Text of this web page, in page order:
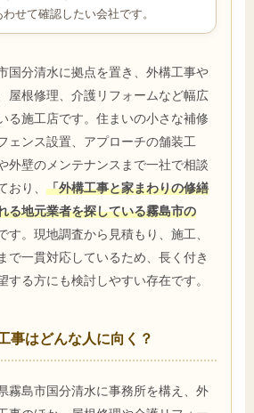
せて確認したい会社です。
国分清水に拠点を置き、外構工事や
屋根修理、介護リフォームなど幅広
る施工店です。住まいの小さな補修
ェンス設置、アプローチの舗装工
外壁のメンテナンスまで一社で相談
おり、 「外構工事と家まわりの修繕
る地元業者を探している霧島市の
す。現地調査から見積もり、施工、
で一貫対応しているため、長く付き
する方にも検討しやすい存在です。
事はどんな人に向く？
霧島市国分清水に事務所を構え、外